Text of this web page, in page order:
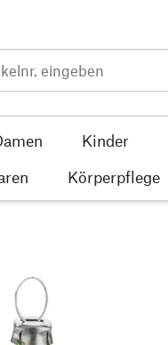
Kinder
Körperpflege